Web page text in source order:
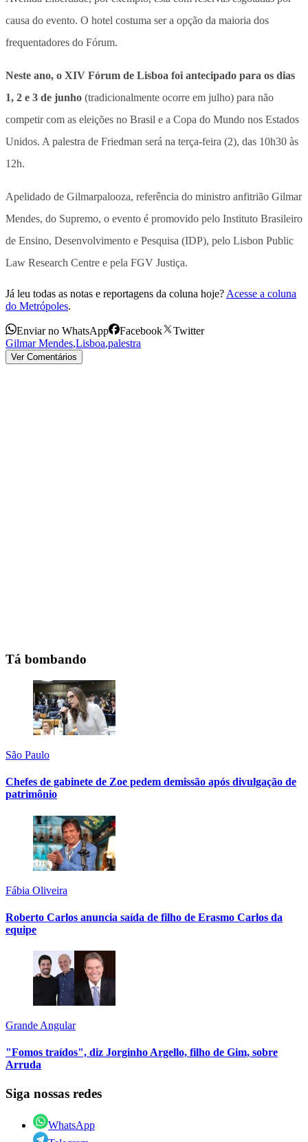
causa do evento. O hotel costuma ser a opção da maioria dos
frequentadores do Fórum.
Neste ano, o XIV Fórum de Lisboa foi antecipado para os dias
1, 2 e 3 de junho (tradicionalmente ocorre em julho) para não
competir com as eleições no Brasil e a Copa do Mundo nos Estados
Unidos. A palestra de Friedman será na terça-feira (2), das 10h30 às
12h.
Apelidado de Gilmarpalooza, referência do ministro anfitrião Gilmar
Mendes, do Supremo, o evento é promovido pelo Instituto Brasileiro
de Ensino, Desenvolvimento e Pesquisa (IDP), pelo Lisbon Public
Law Research Centre e pela FGV Justiça.
Já leu todas as notas e reportagens da coluna hoje? Acesse a coluna
do Metrópoles.
Enviar no WhatsApp Facebook
Twitter
Gilmar Mendes,Lisboa,palestra
Ver Comentários
Tá bombando
São Paulo
Chefes de gabinete de Zoe pedem demissão após divulgação de
patrimônio
Fábia Oliveira
Roberto Carlos anuncia saída de filho de Erasmo Carlos da
equipe
Grande Angular
"Fomos traídos", diz Jorginho Argello, filho de Gim, sobre
Arruda
Siga nossas redes
WhatsApp